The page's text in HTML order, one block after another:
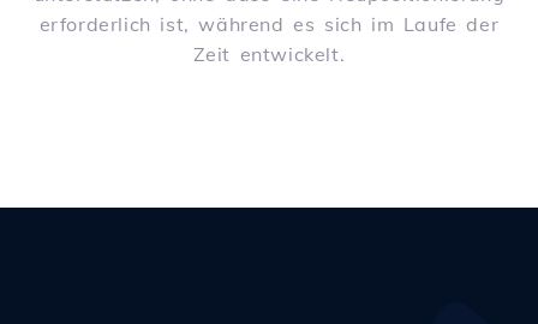
erforderlich ist, während es sich im Laufe der
Zeit entwickelt.